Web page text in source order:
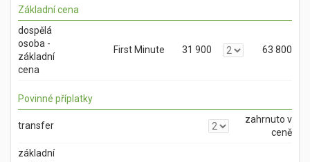
Základní cena
dospělá
osoba -
základní
cena
First Minute 31 900 63 800
Povinné příplatky
transfer
zahrnuto v
ceně
základní